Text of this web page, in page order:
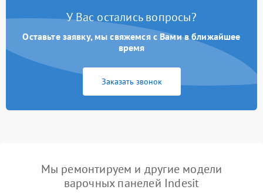
У Вас остались вопросы?
Оставьте заявку, мы свяжемся с Вами в ближайшее
время
Заказать звонок
Мы ремонтируем и другие модели
варочных панелей Indesit